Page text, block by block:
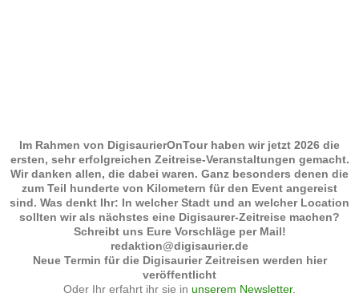
Im Rahmen von DigisaurierOnTour haben wir jetzt 2026 die
ersten, sehr erfolgreichen Zeitreise-Veranstaltungen gemacht.
Wir danken allen, die dabei waren. Ganz besonders denen die
zum Teil hunderte von Kilometern für den Event angereist
sind. Was denkt Ihr: In welcher Stadt und an welcher Location
sollten wir als nächstes eine Digisaurer-Zeitreise machen?
Schreibt uns Eure Vorschläge per Mail!
redaktion@digisaurier.de
Neue Termin für die Digisaurier Zeitreisen werden hier
veröffentlicht
Oder Ihr erfahrt ihr sie in unserem Newsletter.